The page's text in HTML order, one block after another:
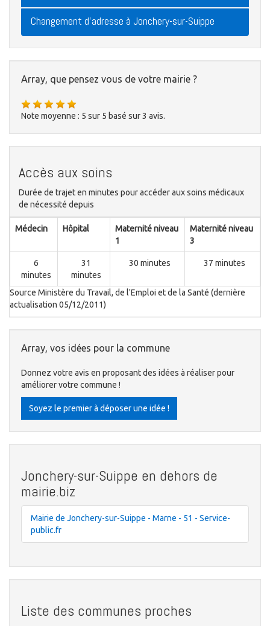
Changement d'adresse à Jonchery-sur-Suippe
Array, que pensez vous de votre mairie ?
Note moyenne : 5 sur 5 basé sur3 avis.
Accès aux soins
Durée de trajet en minutes pour accéder aux soins médicaux
de nécessité depuis
Médecin Hôpital
Maternité niveau
1
Maternité niveau
3
6
minutes
31
minutes
30 minutes 37 minutes
Source Ministère du Travail, de l'Emploi et de la Santé (dernière
actualisation 05/12/2011)
Array, vos idées pour la commune
Donnez votre avis en proposant des idées à réaliser pour
améliorer votre commune !
Soyez le premier à déposer une idée !
Jonchery-sur-Suippe en dehors de
mairie.biz
Mairie de Jonchery-sur-Suippe - Marne - 51 - Service-
public.fr
Liste des communes proches